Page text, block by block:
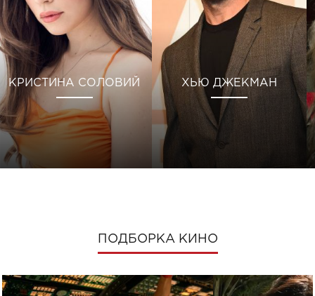
КРИСТИНА СОЛОВИЙ ХЬЮ ДЖЕКМАН
ПОДБОРКА КИНО